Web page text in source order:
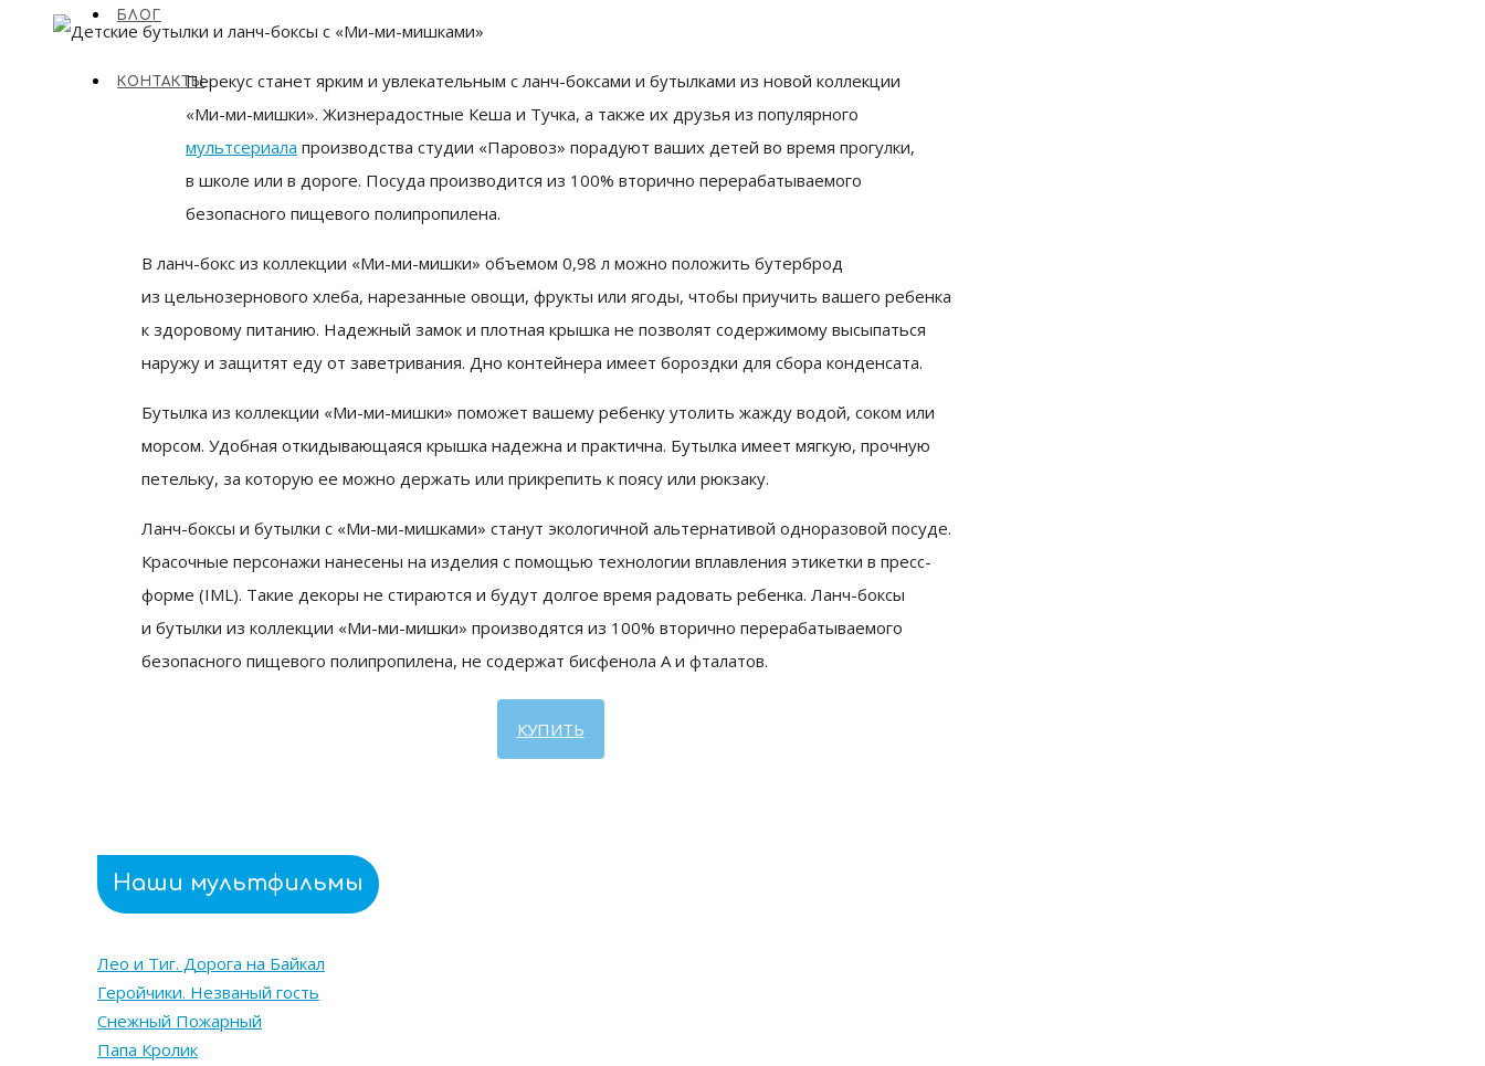
БЛОГ
КОНТАКТЫПерекус станет ярким и увлекательным с ланч-боксами и бутылками из новой коллекции
«Ми-ми-мишки». Жизнерадостные Кеша и Тучка, а также их друзья из популярного
мультсериала производства студии «Паровоз» порадуют ваших детей во время прогулки,
в школе или в дороге. Посуда производится из 100% вторично перерабатываемого
безопасного пищевого полипропилена.
В ланч-бокс из коллекции «Ми-ми-мишки» объемом 0,98 л можно положить бутерброд
из цельнозернового хлеба, нарезанные овощи, фрукты или ягоды, чтобы приучить вашего ребенка
к здоровому питанию. Надежный замок и плотная крышка не позволят содержимому высыпаться
наружу и защитят еду от заветривания. Дно контейнера имеет бороздки для сбора конденсата.
Бутылка из коллекции «Ми-ми-мишки» поможет вашему ребенку утолить жажду водой, соком или
морсом. Удобная откидывающаяся крышка надежна и практична. Бутылка имеет мягкую, прочную
петельку, за которую ее можно держать или прикрепить к поясу или рюкзаку.
Ланч-боксы и бутылки с «Ми-ми-мишками» станут экологичной альтернативой одноразовой посуде.
Красочные персонажи нанесены на изделия с помощью технологии вплавления этикетки в пресс-
форме (IML). Такие декоры не стираются и будут долгое время радовать ребенка. Ланч-боксы
и бутылки из коллекции «Ми-ми-мишки» производятся из 100% вторично перерабатываемого
безопасного пищевого полипропилена, не содержат бисфенола А и фталатов.
КУПИТЬ
Наши мультфильмы
Лео и Тиг. Дорога на Байкал
Геройчики. Незваный гость
Снежный Пожарный
Папа Кролик